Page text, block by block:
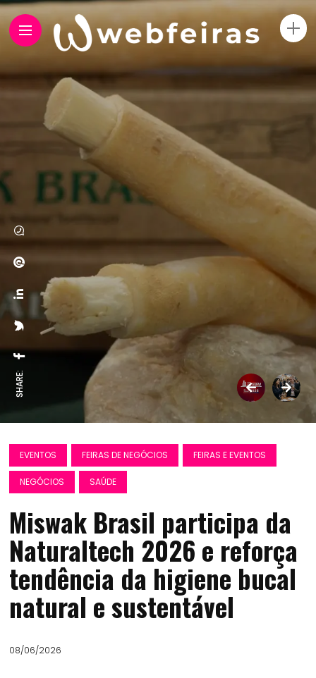
SHARE:
EVENTOS FEIRAS DE NEGÓCIOS FEIRAS E EVENTOS
NEGÓCIOS SAÚDE
Miswak Brasil participa da
Naturaltech 2026 e reforça
tendência da higiene bucal
natural e sustentável
08/06/2026